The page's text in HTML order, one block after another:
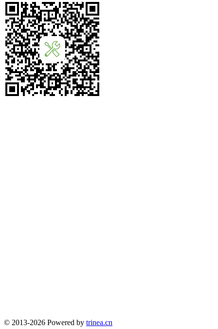
© 2013-2026 Powered by trinea.cn